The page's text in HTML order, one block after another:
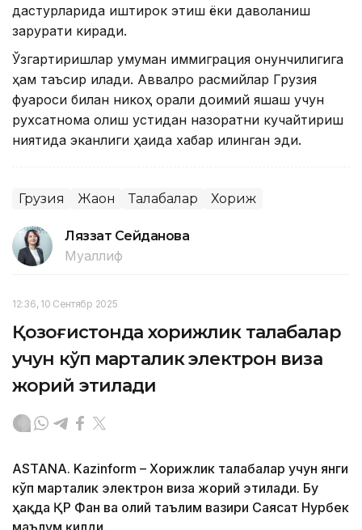
дастурларида иштирок этиш ёки даволаниш
зарурати киради.
Ўзгартиришлар умуман иммиграция қонунчилигига
ҳам таъсир қилади. Аввалроқ расмийлар Грузия
фуқароси билан никоҳ орқали доимий яшаш учун
рухсатнома олиш устидан назоратни кучайтириш
ниятида эканлиги ҳақида хабар қилинган эди.
Грузия Жаҳон Талабалар Хориж
Ляззат Сейданова
Муаллиф
12:36, 10 Сентябр 2025
Қозоғистонда хорижлик талабалар
учун кўп марталик электрон виза
жорий этилади
ASTANA. Kazinform – Хорижлик талабалар учун янги
кўп марталик электрон виза жорий этилади. Бу
ҳақда ҚР Фан ва олий таълим вазири Саясат Нурбек